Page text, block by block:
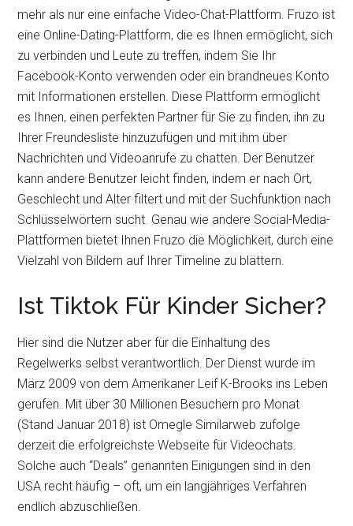
mehr als nur eine einfache Video-Chat-Plattform. Fruzo ist
eine Online-Dating-Plattform, die es Ihnen ermöglicht, sich
zu verbinden und Leute zu treffen, indem Sie Ihr
Facebook-Konto verwenden oder ein brandneues Konto
mit Informationen erstellen. Diese Plattform ermöglicht
es Ihnen, einen perfekten Partner für Sie zu finden, ihn zu
Ihrer Freundesliste hinzuzufügen und mit ihm über
Nachrichten und Videoanrufe zu chatten. Der Benutzer
kann andere Benutzer leicht finden, indem er nach Ort,
Geschlecht und Alter filtert und mit der Suchfunktion nach
Schlüsselwörtern sucht. Genau wie andere Social-Media-
Plattformen bietet Ihnen Fruzo die Möglichkeit, durch eine
Vielzahl von Bildern auf Ihrer Timeline zu blättern.
Ist Tiktok Für Kinder Sicher?
Hier sind die Nutzer aber für die Einhaltung des
Regelwerks selbst verantwortlich. Der Dienst wurde im
März 2009 von dem Amerikaner Leif K-Brooks ins Leben
gerufen. Mit über 30 Millionen Besuchern pro Monat
(Stand Januar 2018) ist Omegle Similarweb zufolge
derzeit die erfolgreichste Webseite für Videochats.
Solche auch “Deals” genannten Einigungen sind in den
USA recht häufig – oft, um ein langjähriges Verfahren
endlich abzuschließen.